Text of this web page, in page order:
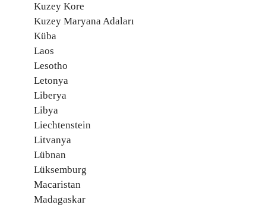
Kuzey Kore
Kuzey Maryana Adaları
Küba
Laos
Lesotho
Letonya
Liberya
Libya
Liechtenstein
Litvanya
Lübnan
Lüksemburg
Macaristan
Madagaskar